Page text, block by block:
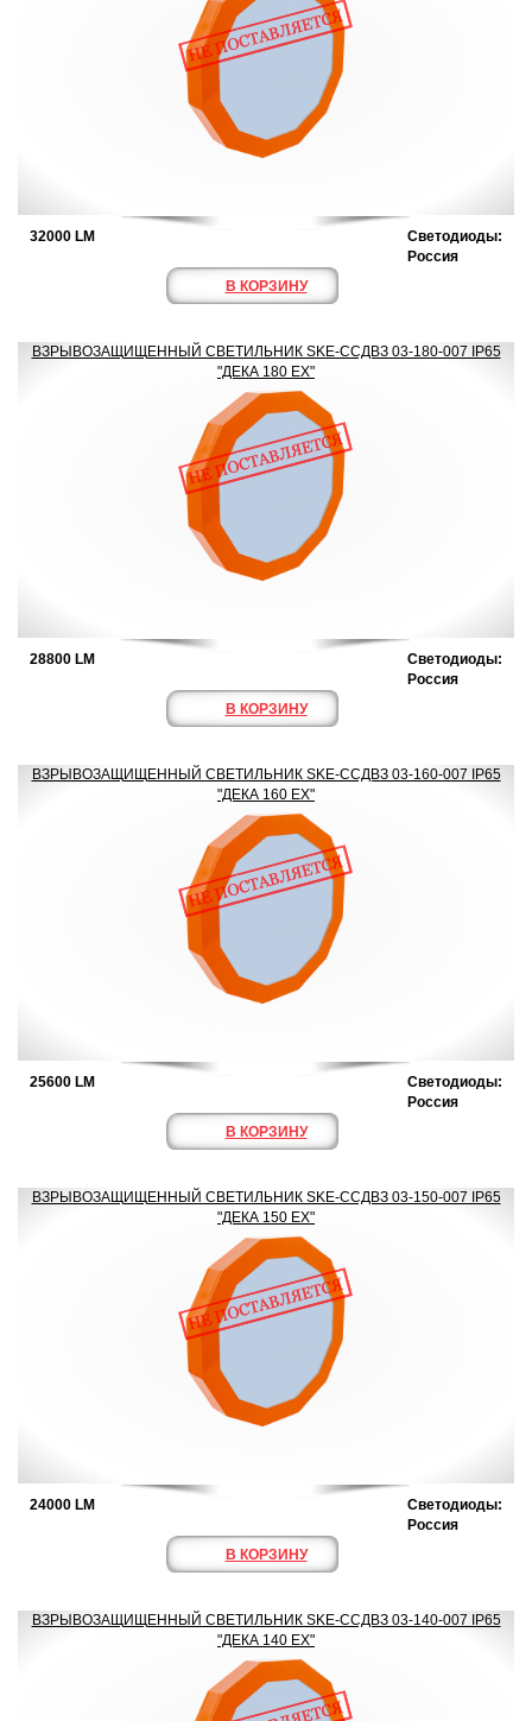
32000 LM
Светодиоды:
Россия
В КОРЗИНУ
ВЗРЫВОЗАЩИЩЕННЫЙ СВЕТИЛЬНИК SKE-ССДВЗ 03-180-007 IP65
"ДЕКА 180 ЕХ"
28800 LM
Светодиоды:
Россия
В КОРЗИНУ
ВЗРЫВОЗАЩИЩЕННЫЙ СВЕТИЛЬНИК SKE-ССДВЗ 03-160-007 IP65
"ДЕКА 160 ЕХ"
25600 LM
Светодиоды:
Россия
В КОРЗИНУ
ВЗРЫВОЗАЩИЩЕННЫЙ СВЕТИЛЬНИК SKE-ССДВЗ 03-150-007 IP65
"ДЕКА 150 ЕХ"
24000 LM
Светодиоды:
Россия
В КОРЗИНУ
ВЗРЫВОЗАЩИЩЕННЫЙ СВЕТИЛЬНИК SKE-ССДВЗ 03-140-007 IP65
"ДЕКА 140 ЕХ"